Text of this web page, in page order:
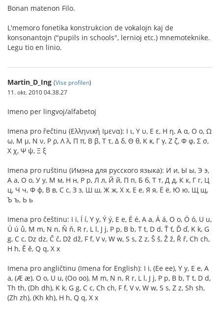
Bonan matenon Filo.
L'memoro fonetika konstrukcion de vokalojn kaj de
konsonantojn ("pupils in schools", lernioj etc.) mnemoteknike.
Legu tio en linio.
Martin_D_Ing (Vise profilen)
11. okt. 2010 04.38.27
Imeno per lingvoj/alfabetoj
Imena pro řečtinu (Ελληνική Ιμενα): Ι ι, Υ υ, Ε ε, Η η, Α α, Ο ο, Ω
ω, Μ μ, Ν ν, Ρ ρ, Λ λ, Π π, Β β, Τ τ, Δ δ, Θ θ, Κ κ, Γ γ, Ζ ζ, Φ φ, Σ σ,
Χ χ, Ψ ψ, Ξ ξ
Imena pro ruštinu (Имэна для русского языка): И и, Ы ы, Э э,
А а, О о, У у, М м, Н н, Р р, Л л, Й й, П п, Б б, Т т, Д д, К к, Г г, Ц
ц, Ч ч, Ф ф, В в, С с, З з, Ш ш, Ж ж, Х х, Е е, Я я, Ё ё, Ю ю, Щ щ,
Ъ ъ, Ь ь
Imena pro češtinu: I i, Í í, Y y, Ý ý, E e, É é, A a, Á á, O o, Ó ó, U u,
Ú ú ů, M m, N n, Ň ň, R r, L l, J j, P p, B b, T t, D d, Ť ť, Ď ď, K k, G
g, C c, Dz dz, Č č, Dž dž, F f, V v, W w, S s, Z z, Š š, Ž ž, Ř ř, Ch ch,
H h, Ě ě, Q q, X x
Imena pro angličtinu (Imena for English): I i, (Ee ee), Y y, E e, A
a, (Æ æ), O o, U u, (Oo oo), M m, N n, R r, L l, J j, P p, B b, T t, D d,
Th th, (Dh dh), K k, G g, C c, Ch ch, F f, V v, W w, S s, Z z, Sh sh,
(Zh zh), (Kh kh), H h, Q q, X x